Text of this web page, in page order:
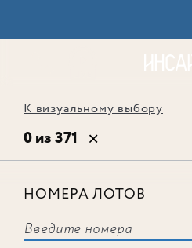
К визуальному выбору
0 из 371
НОМЕРА ЛОТОВ
соответствует